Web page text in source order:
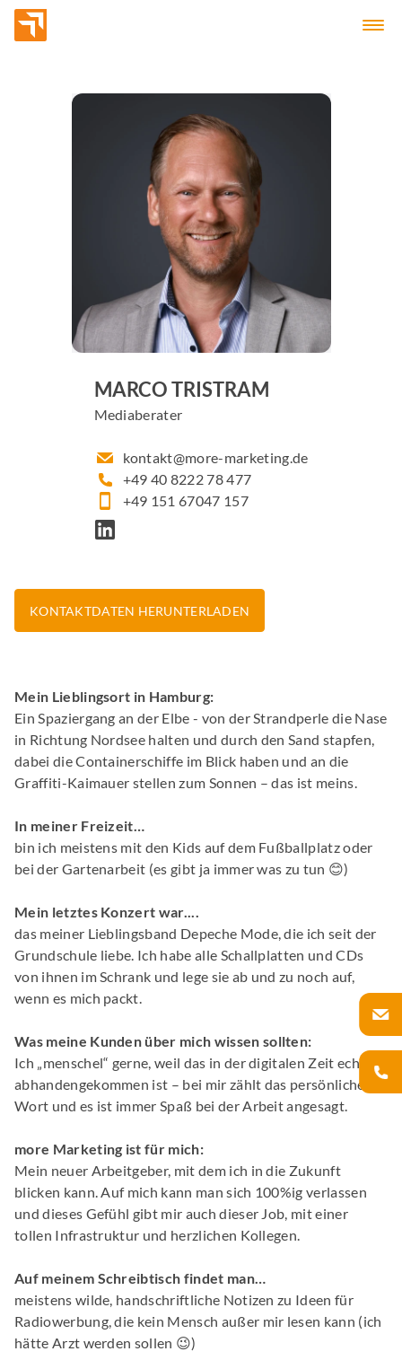
MARCO TRISTRAM
Mediaberater
kontakt@more-marketing.de
+49 40 8222 78 477
+49 151 67047 157
KONTAKTDATEN HERUNTERLADEN
Mein Lieblingsort in Hamburg:
Ein Spaziergang an der Elbe - von der Strandperle die Nase
in Richtung Nordsee halten und durch den Sand stapfen,
dabei die Containerschiffe im Blick haben und an die
Graffiti-Kaimauer stellen zum Sonnen – das ist meins.
In meiner Freizeit…
bin ich meistens mit den Kids auf dem Fußballplatz oder
bei der Gartenarbeit (es gibt ja immer was zu tun 😊)
Mein letztes Konzert war....
das meiner Lieblingsband Depeche Mode, die ich seit der
Grundschule liebe. Ich habe alle Schallplatten und CDs
von ihnen im Schrank und lege sie ab und zu noch auf,
wenn es mich packt.
Was meine Kunden über mich wissen sollten:
Ich „menschel“ gerne, weil das in der digitalen Zeit echt
abhandengekommen ist – bei mir zählt das persönliche
Wort und es ist immer Spaß bei der Arbeit angesagt.
more Marketing ist für mich:
Mein neuer Arbeitgeber, mit dem ich in die Zukunft
blicken kann. Auf mich kann man sich 100%ig verlassen
und dieses Gefühl gibt mir auch dieser Job, mit einer
tollen Infrastruktur und herzlichen Kollegen.
Auf meinem Schreibtisch findet man…
meistens wilde, handschriftliche Notizen zu Ideen für
Radiowerbung, die kein Mensch außer mir lesen kann (ich
hätte Arzt werden sollen 😉)